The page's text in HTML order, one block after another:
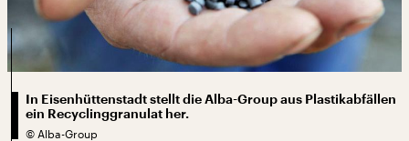
In Eisenhüttenstadt stellt die Alba-Group aus Plastikabfällen
ein Recyclinggranulat her.
© Alba-Group